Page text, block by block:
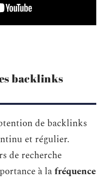
backlinks
de backlinks
et régulier.
de recherche
à lafréquence